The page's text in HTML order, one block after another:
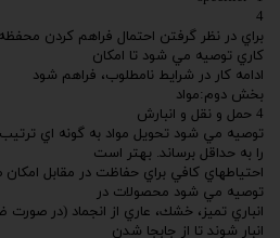
4
براي در نظر گرفتن احتمال فراهم كردن
كاري توصيه مي شود تا امكان
ادامه كار در شرايط نامطلوب، فراهم شود
بخش دوم:مواد
4 حمل و نقل و انبارش
توصيه مي شود تحويل مواد به گونه اي
را به حداقل برساند. بهتر است
احتياطهاي كافي براي حفاظت در مقابل
توصيه مي شود محصولات در
انباري تميز، خشك، عاري از انجماد (در
انبار شوند تا از جابجا شدن